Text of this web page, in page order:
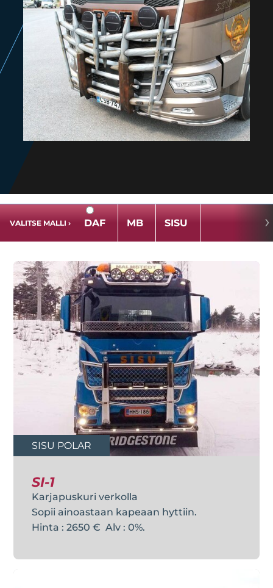
VALITSE MALLI › DAF MB SISU ›
SISU POLAR
SI-1
Karjapuskuri verkolla
Sopii ainoastaan kapeaan hyttiin.
Hinta : 2650 € Alv : 0%.